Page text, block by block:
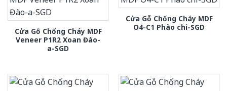
Cửa Gỗ Chống Cháy MDF
Veneer P1R2 Xoan Đào-
a-SGD
Cửa Gỗ Chống Cháy MDF
O4-C1 Phào chi-SGD